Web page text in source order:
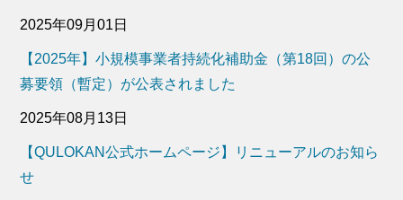
2025年09月01日
【2025年】小規模事業者持続化補助金（第18回）の公
募要領（暫定）が公表されました
2025年08月13日
【QULOKAN公式ホームページ】リニューアルのお知ら
せ